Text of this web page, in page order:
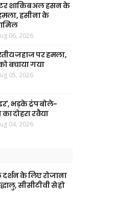
शाकिब अल हसन के
हसीना के
06, 2026
जहाज पर हमला,
बचाया गया
05, 2026
भड़के ट्रंप बोले-
दोहरा रवैया
04, 2026
के लिए रोजाना
सीसीटीवी से हो